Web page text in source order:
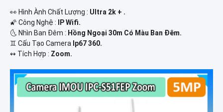
️👀 Hình Ành Chất Lượng : Ultra 2k + .
🌠 Công Nghệ :
IP Wifi.
🌜 Nhìn Ban Đêm : Hồng Ngoại 30m Có Màu Ban Ðêm.
♊ Cấu Tạo Camera Ip67 360.
️↭ Tích Hợp : Zoom.